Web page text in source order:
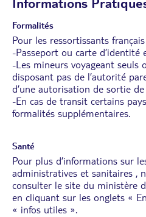
Formalités
Pour les ressortissants
-Passeport ou carte d’identité
-Les mineurs voyageant seuls
disposant pas de l’autorité
d’une autorisation de sortie
-En cas de transit certains
formalités supplémentaires.
Santé
Pour plus d’informations sur
administratives et sanitaires ,
consulter le site du ministère
en cliquant sur les onglets «
« infos utiles ».